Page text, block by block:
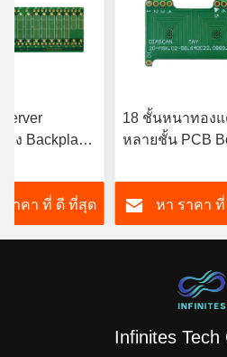
สูง Backplane
ราคา ที่ ดี ที่สุด
18 ชั้นหนาทองแ
หลายชั้น PCB
หา ราคา
Infinites Tech